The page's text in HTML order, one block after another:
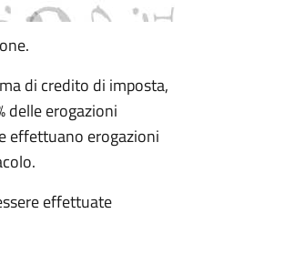
di credito di imposta,
delle erogazioni
effettuano erogazioni
effettuate